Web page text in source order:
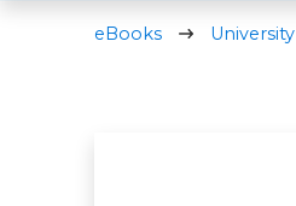
eBooks University